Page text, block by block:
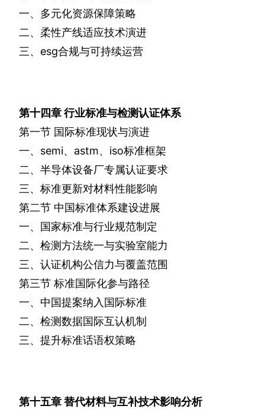
一、多元化资源保障策略
二、柔性产线适应技术演进
三、 esg合规与可持续运营
第十四章行业标准与检测认证体系
第一节 国际标准现状与演进
一、 semi、 astm、 iso标准框架
二、半导体设备厂专属认证要求
三、标准更新对材料性能影响
第二节 中国标准体系建设进展
一、国家标准与行业规范制定
二、检测方法统一与实验室能力
三、认证机构公信力与覆盖范围
第三节 标准国际化参与路径
一、中国提案纳入国际标准
二、检测数据国际互认机制
三、提升标准话语权策略
第十五章替代材料与互补技术影响分析